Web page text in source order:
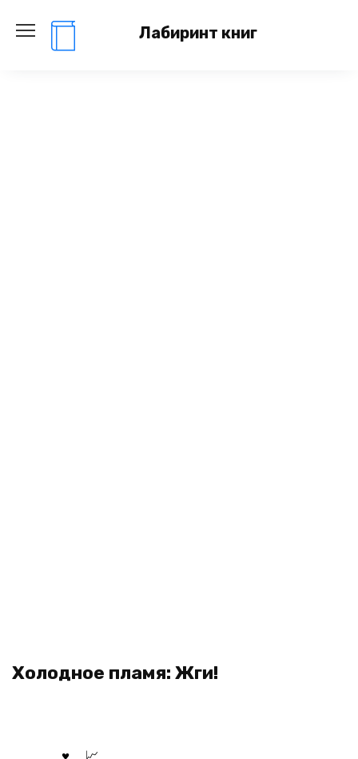
содержанию
Лабиринт книг
Холодное пламя: Жги!